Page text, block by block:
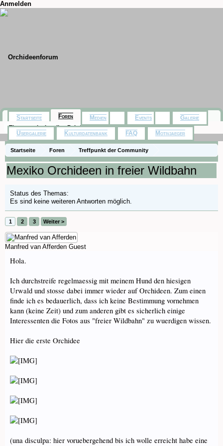
Anmelden
Startseite Foren
Treffpunkt der Community
Orchideenfotos (Naturformen)
Mexiko Orchideen in freier Wildbahn
Status des Themas:
Es sind keine weiteren Antworten möglich.
1 2 3 Weiter >
Manfred van Afferden Guest
Hola.
Ich durchstreife regelmaessig mit meinem Hund den hiesigen
Urwald und stosse dabei immer wieder auf Orchideen. Zum einen
finde ich es bedauerlich, dass ich keine Bestimmung vornehmen
kann (keine Zeit) und zum anderen gibt es sicherlich einige
Interessenten die Fotos aus "freier Wildbahn" zu wuerdigen wissen.
Hier die erste Orchidee
(una disculpa: hier voruebergehend bis ich wolle erreicht habe eine
Startseite Foren
Themen mit aktuellen Beiträgen
Medien Events Galerie
Usergalerie Kulturdatenbank FAQ Motivjaeger